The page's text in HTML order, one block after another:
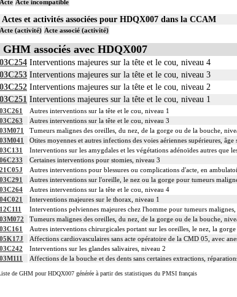
Acte Acte incompatible
Actes et activités associées pour HDQX007 dans la CCAM
Acte (activité) Acte associé (activité)
GHM associés avec HDQX007
03C254 Interventions majeures sur la tête et le cou, niveau 4
03C253 Interventions majeures sur la tête et le cou, niveau 3
03C252 Interventions majeures sur la tête et le cou, niveau 2
03C251 Interventions majeures sur la tête et le cou, niveau 1
03C261
Autres interventions sur la tête et le cou, niveau 1
03C263
Autres interventions sur la tête et le cou, niveau 3
03M071
Tumeurs malignes des oreilles, du nez, de la gorge ou de la bouche,
03M041
Otites moyennes et autres infections des voies aériennes supérieures,
03C131
Interventions sur les amygdales et les végétations adénoïdes autres que
06C233
Certaines interventions pour stomies, niveau 3
21C05J
Autres interventions pour blessures ou complications d'acte, en
03C291
Autres interventions sur l'oreille, le nez ou la gorge pour tumeurs
03C264
Autres interventions sur la tête et le cou, niveau 4
04C021
Interventions majeures sur le thorax, niveau 1
12C111
Interventions pelviennes majeures chez l'homme pour tumeurs malignes,
03M072
Tumeurs malignes des oreilles, du nez, de la gorge ou de la bouche,
03C161
Autres interventions chirurgicales portant sur les oreilles, le nez, la
05K17J
Affections cardiovasculaires sans acte opératoire de la CMD 05, avec
03C242
Interventions sur les glandes salivaires, niveau 2
03M111
Affections de la bouche et des dents sans certaines extractions,
de GHM pour HDQX007 générée à partir des statistiques du PMSI français